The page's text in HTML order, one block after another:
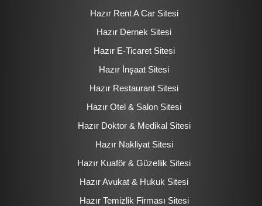
Hazır Rent A Car Sitesi
Hazır Dernek Sitesi
Hazır E-Ticaret Sitesi
Hazır İnşaat Sitesi
Hazır Restaurant Sitesi
Hazır Otel & Salon Sitesi
Hazır Doktor & Medikal Sitesi
Hazır Nakliyat Sitesi
Hazır Kuaför & Güzellik Sitesi
Hazır Avukat & Hukuk Sitesi
Hazır Temizlik Firması Sitesi